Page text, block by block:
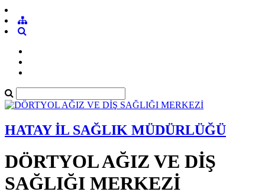
HATAY İL SAĞLIK MÜDÜRLÜĞÜ
DÖRTYOL AĞIZ VE DİŞ
SAĞLIĞI MERKEZİ